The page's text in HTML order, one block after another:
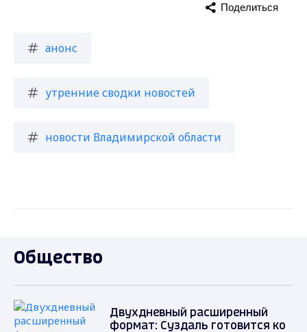
анонс
утренние сводки новостей
новости Владимирской области
Поделиться
Общество
Двухдневный расширенный
формат: Суздаль готовится ко